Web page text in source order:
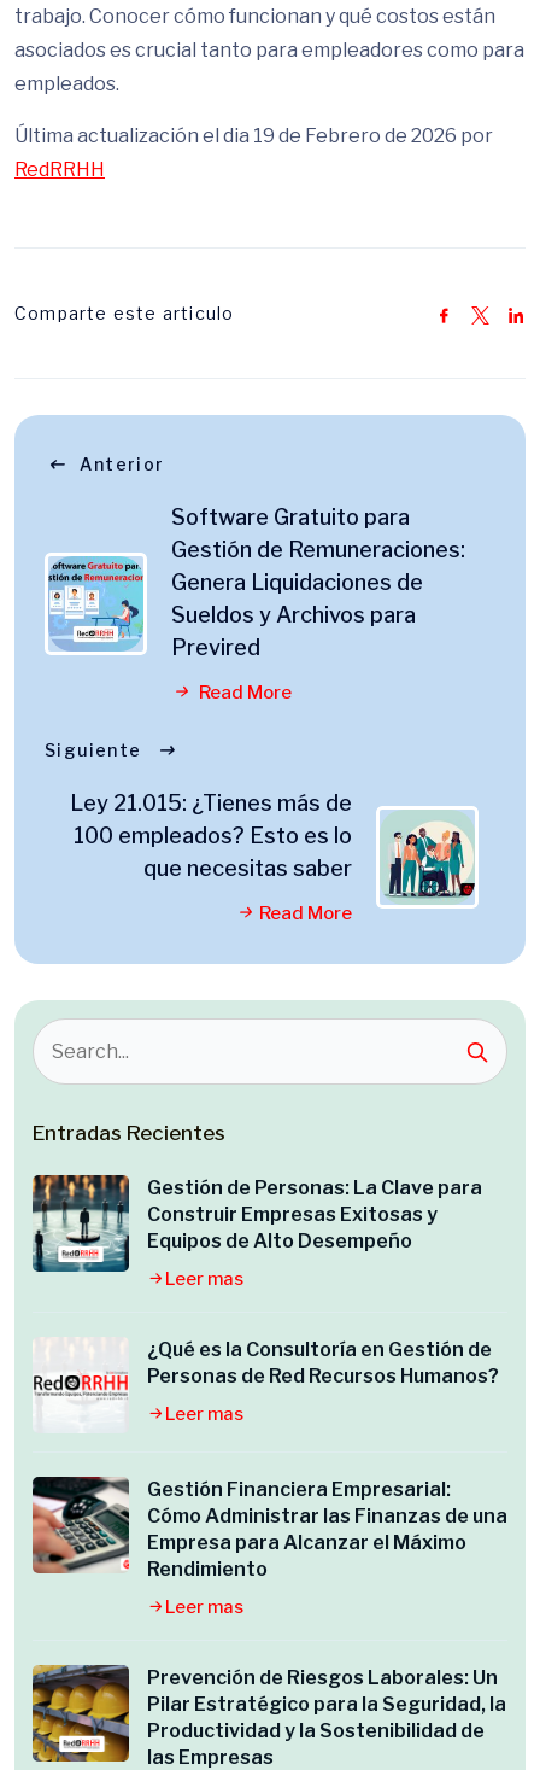
trabajo. Conocer cómo funcionan y qué costos están
asociados es crucial tanto para empleadores como para
empleados.
Última actualización el dia 19 de Febrero de 2026 por
RedRRHH
Comparte este articulo
Anterior
Software Gratuito para
Gestión de Remuneraciones:
Genera Liquidaciones de
Sueldos y Archivos para
Previred
Read More
Siguiente
Ley 21.015: ¿Tienes más de
100 empleados? Esto es lo
que necesitas saber
Read More
Entradas Recientes
Gestión de Personas: La Clave para
Construir Empresas Exitosas y
Equipos de Alto Desempeño
Leer mas
¿Qué es la Consultoría en Gestión de
Personas de Red Recursos Humanos?
Leer mas
Gestión Financiera Empresarial:
Cómo Administrar las Finanzas de una
Empresa para Alcanzar el Máximo
Rendimiento
Leer mas
Prevención de Riesgos Laborales: Un
Pilar Estratégico para la Seguridad, la
Productividad y la Sostenibilidad de
las Empresas